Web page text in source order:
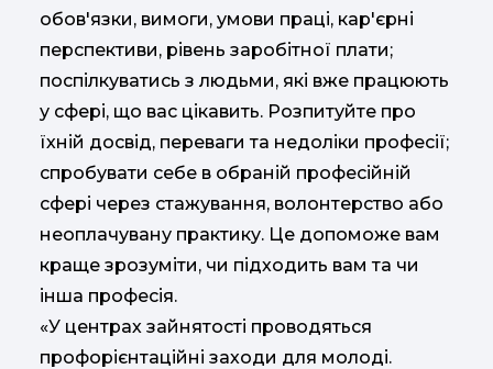
обов'язки, вимоги, умови праці, кар'єрні
перспективи, рівень заробітної плати;
поспілкуватись з людьми, які вже працюють
у сфері, що вас цікавить. Розпитуйте про
їхній досвід, переваги та недоліки професії;
спробувати себе в обраній професійній
сфері через стажування, волонтерство або
неоплачувану практику. Це допоможе вам
краще зрозуміти, чи підходить вам та чи
інша професія.
«У центрах зайнятості проводяться
профорієнтаційні заходи для молоді.